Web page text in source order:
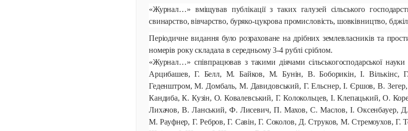
«Журнал…» вміщував публікації з таких галузей сільського
свинарство, вівчарство, буряко-цукрова промисловість, шовківництво,
Періодичне видання було розраховане на дрібних землевласників та
номерів року складала в середньому 3-4 рублі сріблом.
«Журнал…» співпрацював з такими діячами сільськогосподарської
Арцибашев, Г. Белл, М. Байков, М. Бунін, В. Боборикін, І. Вількінс,
Геденштром, М. Домбаль, М. Давидовський, Г. Ельснер, І. Єршов, В.
Кандиба, К. Кузін, О. Ковалевський, Г. Колокольцев, І. Клепацький, О.
Лихачов, В. Ланський, Ф. Лисевич, П. Махов, С. Маслов, І. Оксенбауер, Д.
М. Рауфнер, Г. Ребров, Г. Савін, Г. Соколов, Д. Струков, М. Стремоухов, Г.